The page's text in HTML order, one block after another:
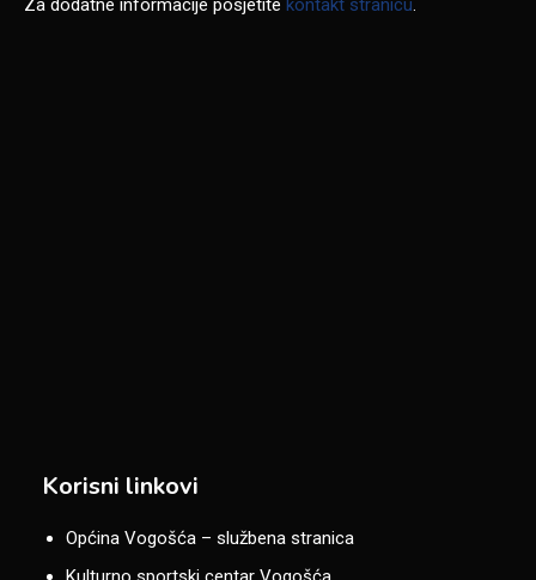
Za dodatne informacije posjetite kontakt stranicu.
Korisni linkovi
Općina Vogošća – službena stranica